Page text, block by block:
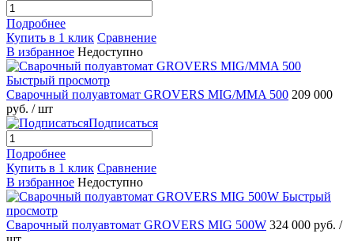
Подробнее
Купить в 1 клик Сравнение
В избранное Недоступно
Быстрый просмотр
Сварочный полуавтомат GROVERS MIG/MMA 500 209 000
руб. / шт
Подписаться
Подробнее
Купить в 1 клик Сравнение
В избранное Недоступно
Быстрый
просмотр
Сварочный полуавтомат GROVERS MIG 500W 324 000 руб. /